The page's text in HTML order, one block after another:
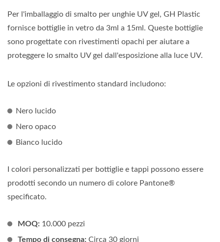
Per l'imballaggio di smalto per unghie UV gel, GH Plastic
fornisce bottiglie in vetro da 3ml a 15ml. Queste bottiglie
sono progettate con rivestimenti opachi per aiutare a
proteggere lo smalto UV gel dall'esposizione alla luce UV.
Le opzioni di rivestimento standard includono:
Nero lucido
Nero opaco
Bianco lucido
I colori personalizzati per bottiglie e tappi possono essere
prodotti secondo un numero di colore Pantone®
specificato.
MOQ: 10.000 pezzi
Tempo di consegna: Circa 30 giorni